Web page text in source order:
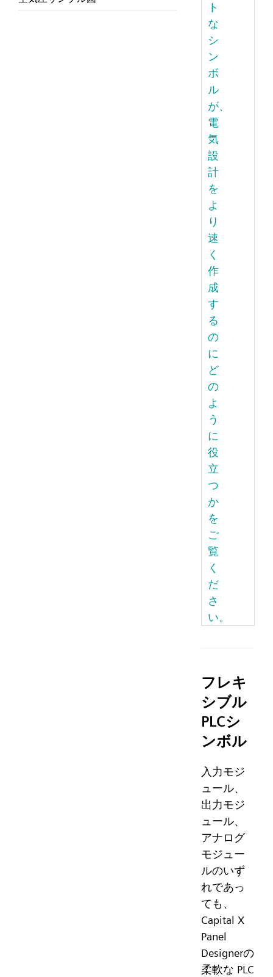
ト
な
シ
ン
ボ
ル
が、
電
気
設
計
を
よ
り
速
く
作
成
す
る
の
に
ど
の
よ
う
に
役
立
つ
か
を
ご
覧
く
だ
さ
い。
フレキ
シブル
PLCシ
ンボル
入力モジ
ュール、
出力モジ
ュール、
アナログ
モジュー
ルのいず
れであっ
ても、
Capital X
Panel
Designerの
柔軟な PLC